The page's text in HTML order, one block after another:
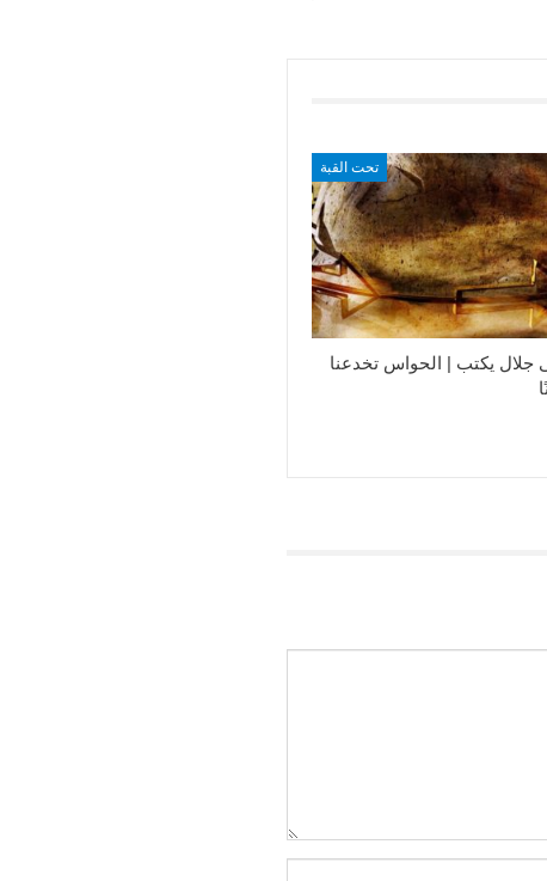
تحت القبة
جلال يكتب | الحواس تخدعنا